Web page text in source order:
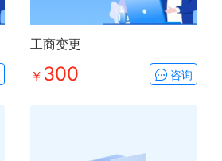
工商变更
￥ 300 咨询